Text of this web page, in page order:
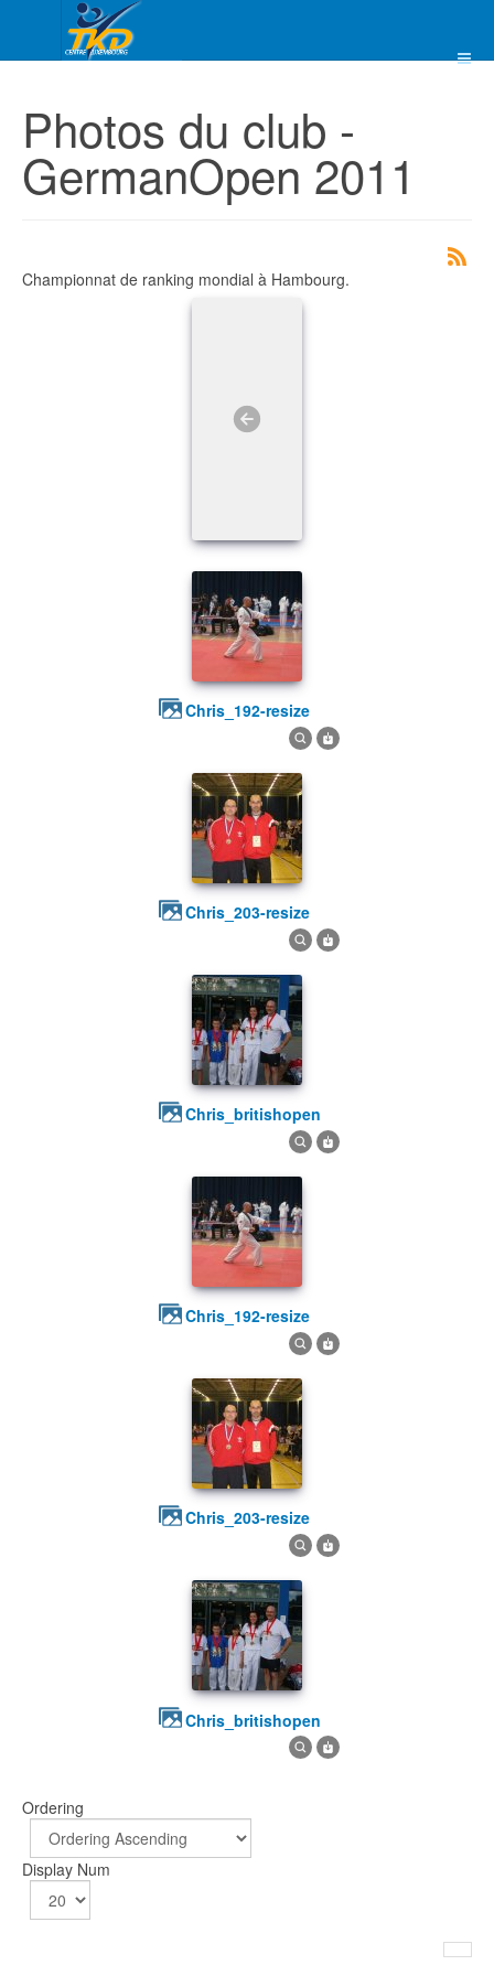
Photos du club -
GermanOpen 2011
Championnat de ranking mondial à Hambourg.
chris_192-resize
chris_203-resize
chris_britishopen
chris_192-resize
chris_203-resize
chris_britishopen
Ordering
Display Num